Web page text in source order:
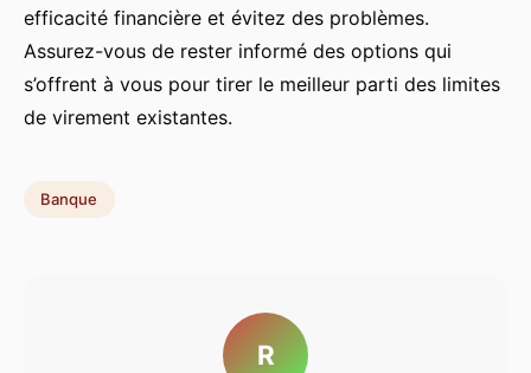
efficacité financière et évitez des problèmes.
Assurez-vous de rester informé des options qui
s’offrent à vous pour tirer le meilleur parti des limites
de virement existantes.
Banque
R